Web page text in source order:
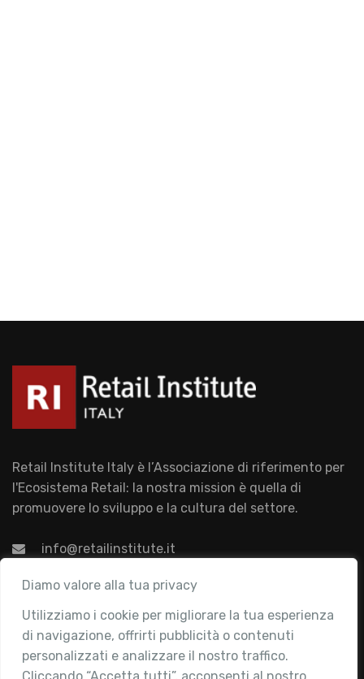
Diamo valore alla tua privacy
Utilizziamo i cookie per migliorare la tua esperienza
di navigazione, offrirti pubblicità o contenuti
personalizzati e analizzare il nostro traffico.
Retail Institute Italy è l’Associazione di riferimento per
l'Ecosistema Retail: la nostra mission è quella di
promuovere lo sviluppo e la cultura del settore.
info@retailinstitute.it
Associazione
Chi siamo
Attività
Contatti